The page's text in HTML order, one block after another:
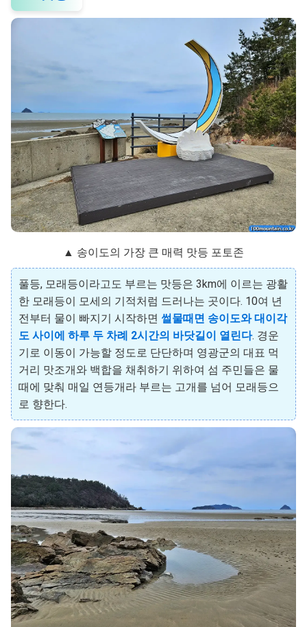
▲ 송이도의 가장 큰 매력 맛등 포토존
풀등, 모래등이라고도 부르는 맛등은 3km에 이르는 광활
한 모래등이 모세의 기적처럼 드러나는 곳이다. 10여 년
전부터 물이 빠지기 시작하면 썰물때면 송이도와 대이각
도 사이에 하루 두 차례 2시간의 바닷길이 열린다. 경운
기로 이동이 가능할 정도로 단단하며 영광군의 대표 먹
거리 맛조개와 백합을 채취하기 위하여 섬 주민들은 물
때에 맞춰 매일 연등개라 부르는 고개를 넘어 모래등으
로 향한다.